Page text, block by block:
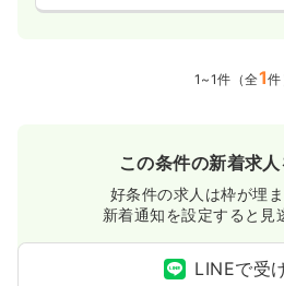
1~1件（全1件
この条件の新着求
好条件の求人は枠が埋
新着通知を設定すると見
LINEで受